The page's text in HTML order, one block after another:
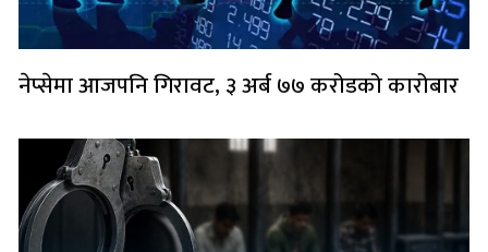
नेप्सेमा आजपनि गिरावट, ३ अर्ब ७७ करोडको कारोबार